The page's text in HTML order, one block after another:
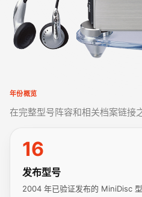
年份概览
在完整型号阵容和相关档案链接
16
发布型号
2004 年已验证发布的 MiniDisc 型